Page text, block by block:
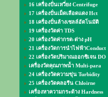
16 เครื่องปั่นเหวี่ยง Centrifuge
17 เครื่องปั่นเม็ดเลือดแดง Hct
18 เครื่องปั่นล้างเซลล์อัตโนมัติ
19 เครื่องวัดค่า TDS
20 เครื่องวัดค่ากรด-ด่าง pH
21 เครื่องวัดการนำไฟฟ้าConduct
22 เครื่องวัดปริมาณออกซิเจน DO
เครื่องวัดคุณภาพน้ำ Multi-para
24 เครื่องวัดความขุ่น Turbidity
25 เครื่องวัดคลอรีน Chloirne
เครื่องหาความกระด้าง Hardness